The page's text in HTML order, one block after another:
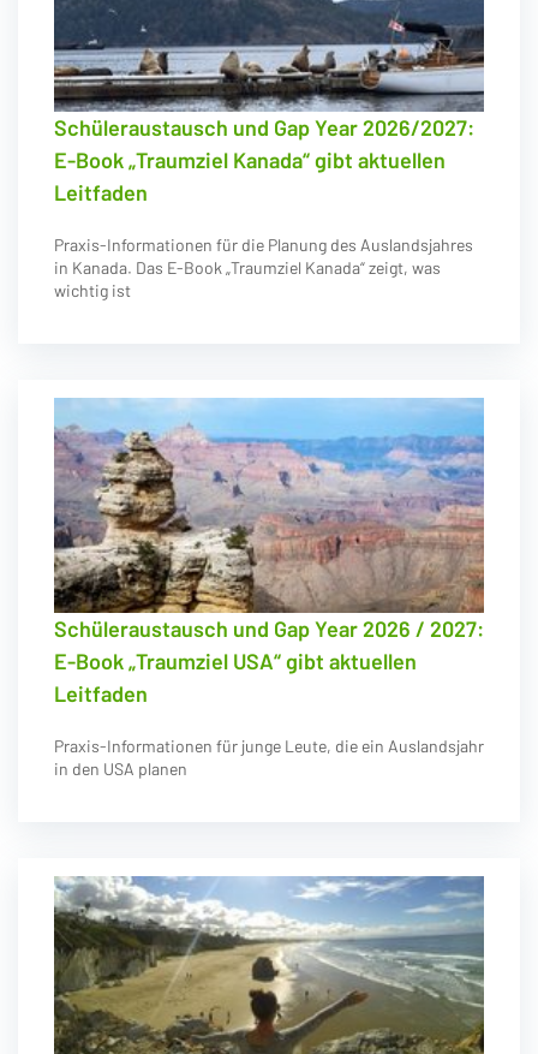
Schüleraustausch und Gap Year 2026/2027:
E-Book „Traumziel Kanada“ gibt aktuellen
Leitfaden
Praxis-Informationen für die Planung des Auslandsjahres
in Kanada. Das E-Book „Traumziel Kanada“ zeigt, was
wichtig ist
Schüleraustausch und Gap Year 2026 / 2027:
E-Book „Traumziel USA“ gibt aktuellen
Leitfaden
Praxis-Informationen für junge Leute, die ein Auslandsjahr
in den USA planen